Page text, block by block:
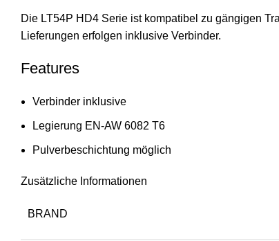
Die LT54P HD4 Serie ist kompatibel zu gängigen
Lieferungen erfolgen inklusive Verbinder.
Features
Verbinder inklusive
Legierung EN-AW 6082 T6
Pulverbeschichtung möglich
Zusätzliche Informationen
BRAND